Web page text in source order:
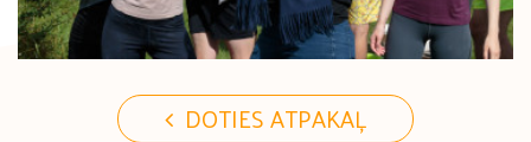
DOTIES ATPAKAĻ